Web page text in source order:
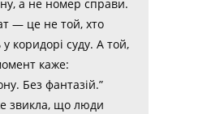
а не номер справи.
— це не той, хто
коридорі суду. А той,
каже:
Без фантазій.”
звикла, що люди